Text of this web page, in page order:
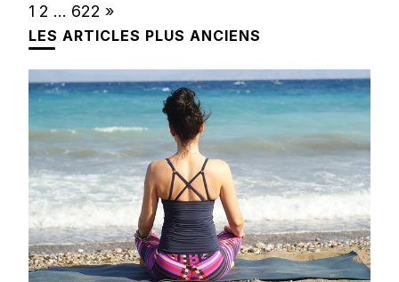
Page:
1 2 … 622 Next
»
LES ARTICLES PLUS ANCIENS